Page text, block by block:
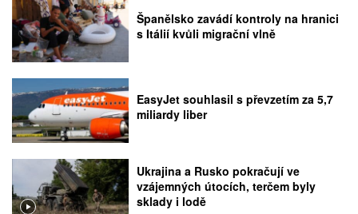
Španělsko zavádí kontroly na hranici
s Itálií kvůli migrační vlně
EasyJet souhlasil s převzetím za 5,7
miliardy liber
Ukrajina a Rusko pokračují ve
vzájemných útocích, terčem byly
sklady i lodě